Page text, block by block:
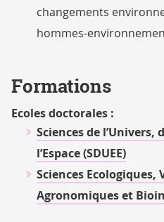
changements
hommes-
Formations
Ecoles doctorales :
Sciences de l’Univers,
l’Espace (SDUEE)
Sciences Ecologiques,
Agronomiques et